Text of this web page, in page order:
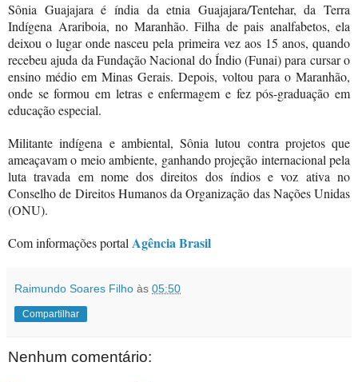
Sônia Guajajara é índia da etnia Guajajara/Tentehar, da Terra
Indígena Arariboia, no Maranhão. Filha de pais analfabetos, ela
deixou o lugar onde nasceu pela primeira vez aos 15 anos, quando
recebeu ajuda da Fundação Nacional do Índio (Funai) para cursar o
ensino médio em Minas Gerais. Depois, voltou para o Maranhão,
onde se formou em letras e enfermagem e fez pós-graduação em
educação especial.
Militante indígena e ambiental, Sônia lutou contra projetos que
ameaçavam o meio ambiente, ganhando projeção internacional pela
luta travada em nome dos direitos dos índios e voz ativa no
Conselho de Direitos Humanos da Organização das Nações Unidas
(ONU).
Com informações portal Agência Brasil
Raimundo Soares Filho às 05:50
Compartilhar
Nenhum comentário: